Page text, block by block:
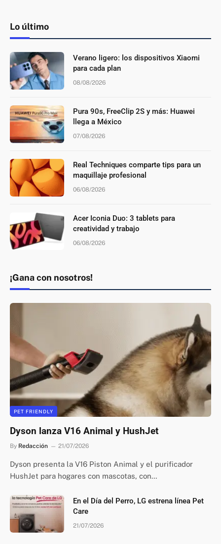
Lo último
Verano ligero: los dispositivos Xiaomi
para cada plan
08/08/2026
Pura 90s, FreeClip 2S y más: Huawei
llega a México
07/08/2026
Real Techniques comparte tips para un
maquillaje profesional
06/08/2026
Acer Iconia Duo: 3 tablets para
creatividad y trabajo
06/08/2026
¡Gana con nosotros!
PET FRIENDLY
Dyson lanza V16 Animal y HushJet
By Redacción 21/07/2026
Dyson presenta la V16 Piston Animal y el purificador
HushJet para hogares con mascotas, con…
En el Día del Perro, LG estrena línea Pet
Care
21/07/2026